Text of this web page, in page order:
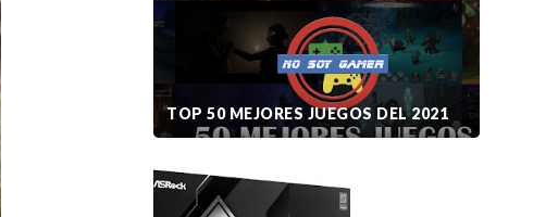
TOP 50 MEJORES JUEGOS DEL 2021